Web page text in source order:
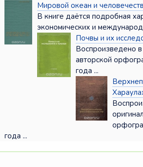
Мировой океан и
В книге даётся подробная
экономических и
Почвы и их
Воспроизведено в
авторской
года ...
года ...